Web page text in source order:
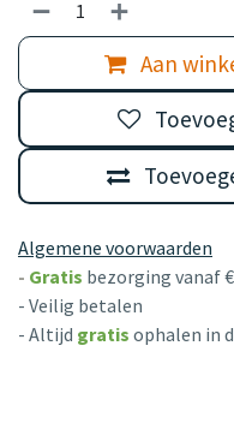
Aan
Algemene voorwaarden
- Gratis bezorging vanaf
- Veilig betalen
- Altijd gratis ophalen in